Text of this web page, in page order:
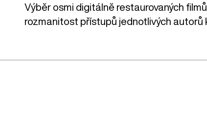
Výběr osmi digitálně restaurovaných
rozmanitost přístupů jednotlivých autorů